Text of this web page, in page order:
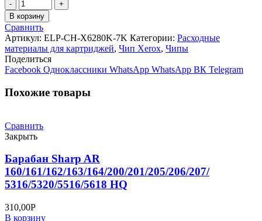
Количество
товара
Чип
Xerox
Phaser
6280
Black
(106R01403)
В корзину
Сравнить
Артикул: ELP-CH-X6280K-7K Категории: Расходные
материалы для картриджей, Чип Xerox, Чипы
Поделиться
Facebook Одноклассники WhatsApp WhatsApp ВК Telegram
Похожие товары
Сравнить
Закрыть
Барабан Sharp AR
160/161/162/163/164/200/201/205/206/207/
5316/5320/5516/5618 HQ
310,00Р
В корзину